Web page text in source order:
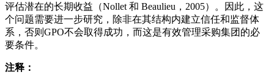
评估潜在的长期收益（Nollet 和 Beaulieu，2005）。因此，这
个问题需要进一步研究，除非在其结构内建立信任和监督体
系，否则GPO不会取得成功，而这是有效管理采购集团的必
要条件。
注释：